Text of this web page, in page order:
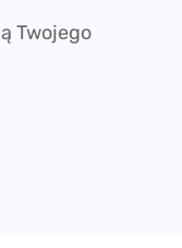
Twojego